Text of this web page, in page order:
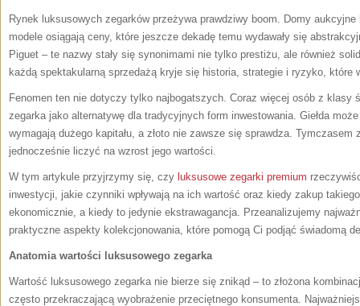
Rynek luksusowych zegarków przeżywa prawdziwy boom. Domy
modele osiągają ceny, które jeszcze dekadę temu wydawały się
Piguet – te nazwy stały się synonimami nie tylko prestiżu, ale również
każdą spektakularną sprzedażą kryje się historia, strategie i ryzyko, które
Fenomen ten nie dotyczy tylko najbogatszych. Coraz więcej osób z klasy
zegarka jako alternatywę dla tradycyjnych form inwestowania. Giełda
wymagają dużego kapitału, a złoto nie zawsze się sprawdza.
jednocześnie liczyć na wzrost jego wartości.
W tym artykule przyjrzymy się, czy luksusowe zegarki premium
inwestycji, jakie czynniki wpływają na ich wartość oraz kiedy zakup
ekonomicznie, a kiedy to jedynie ekstrawagancja. Przeanalizujemy
praktyczne aspekty kolekcjonowania, które pomogą Ci podjąć świadomą
Anatomia wartości luksusowego zegarka
Wartość luksusowego zegarka nie bierze się znikąd – to złożona
często przekraczającą wyobrażenie przeciętnego konsumenta.